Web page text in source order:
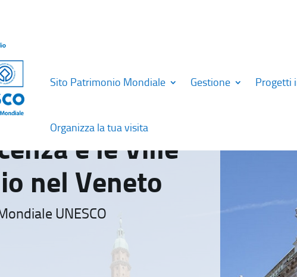
Sito Patrimonio Mondiale Gestione Progetti
Organizza la tua visita
e le Ville
nel Veneto
UNESCO